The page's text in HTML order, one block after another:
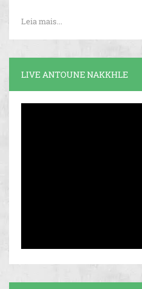
Leia mais...
LIVE ANTOUNE NAKKHLE